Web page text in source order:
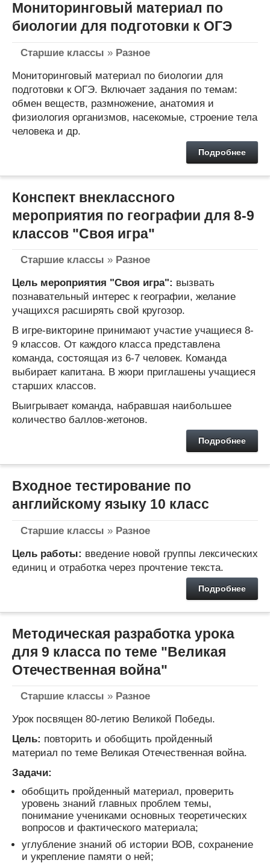
Мониторинговый материал по
биологии для подготовки к ОГЭ
Старшие классы » Разное
Мониторинговый материал по биологии для
подготовки к ОГЭ. Включает задания по темам:
обмен веществ, размножение, анатомия и
физиология организмов, насекомые, строение тела
человека и др.
Подробнее
Конспект внеклассного
мероприятия по географии для 8-9
классов "Своя игра"
Старшие классы » Разное
Цель мероприятия "Своя игра": вызвать
познавательный интерес к географии, желание
учащихся расширять свой кругозор.
В игре-викторине принимают участие учащиеся 8-
9 классов. От каждого класса представлена
команда, состоящая из 6-7 человек. Команда
выбирает капитана. В жюри приглашены учащиеся
старших классов.
Выигрывает команда, набравшая наибольшее
количество баллов-жетонов.
Подробнее
Входное тестирование по
английскому языку 10 класс
Старшие классы » Разное
Цель работы: введение новой группы лексических
единиц и отработка через прочтение текста.
Подробнее
Методическая разработка урока
для 9 класса по теме "Великая
Отечественная война"
Старшие классы » Разное
Урок посвящен 80-летию Великой Победы.
Цель: повторить и обобщить пройденный
материал по теме Великая Отечественная война.
Задачи:
обобщить пройденный материал, проверить
уровень знаний главных проблем темы,
понимание учениками основных теоретических
вопросов и фактического материала;
углубление знаний об истории ВОВ, сохранение
и укрепление памяти о ней;